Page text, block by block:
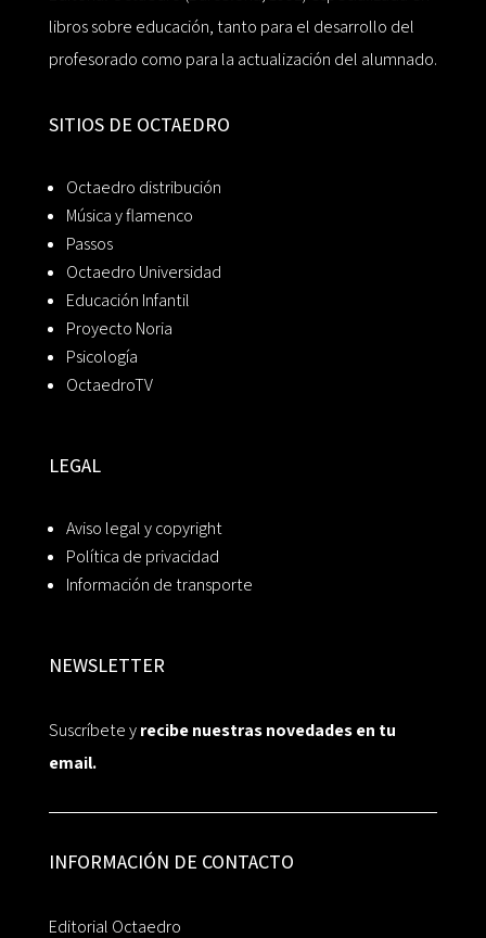
libros sobre educación, tanto para el desarrollo del
profesorado como para la actualización del alumnado.
SITIOS DE OCTAEDRO
Octaedro distribución
Música y flamenco
Passos
Octaedro Universidad
Educación Infantil
Proyecto Noria
Psicología
OctaedroTV
LEGAL
Aviso legal y copyright
Política de privacidad
Información de transporte
NEWSLETTER
Suscríbete yrecibe nuestras novedades en tu
email.
INFORMACIÓN DE CONTACTO
Editorial Octaedro